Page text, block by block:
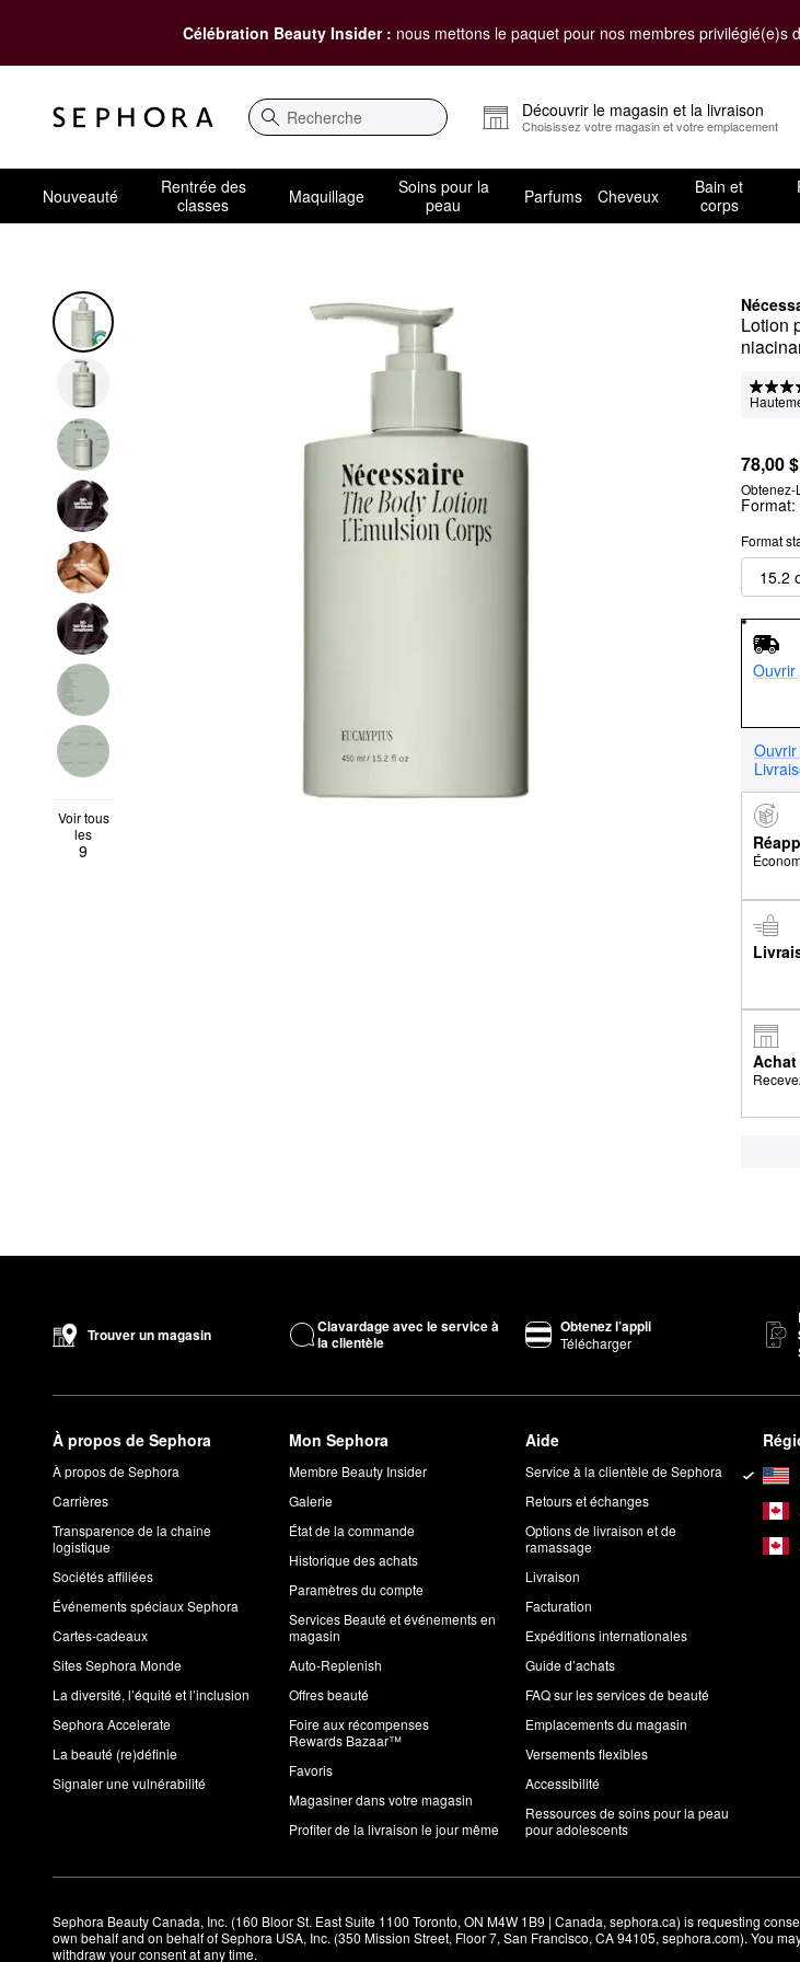
Célébration Beauty Insider : nous mettons le paquet pour nos membres privilégié(e)s
Recherche
Découvrir le magasin et la livraison
Choisissez votre magasin et votre emplacement
Nouveauté
Rentrée des
classes
Maquillage
Soins pour la
peau
Parfums Cheveux
Bain et
corps
Lotion
Voir tous
les
9
78,00 $
Obtenez-
Format:
Format
15.2
Ouvrir
Trouver un magasin
Clavardage avec le service à
la clientèle
Obtenez l’appli
Télécharger
À propos de Sephora
À propos de Sephora
Carrières
Transparence de la chaîne
logistique
Sociétés affiliées
Événements spéciaux Sephora
Cartes-cadeaux
Sites Sephora Monde
La diversité, l’équité et l’inclusion
Sephora Accelerate
La beauté (re)définie
Signaler une vulnérabilité
Mon Sephora
Membre Beauty Insider
Galerie
État de la commande
Historique des achats
Paramètres du compte
Services Beauté et événements en
magasin
Auto-Replenish
Offres beauté
Foire aux récompenses
Rewards Bazaar™
Favoris
Magasiner dans votre magasin
Profiter de la livraison le jour même
Aide
Service à la clientèle de Sephora
Retours et échanges
Options de livraison et de
ramassage
Livraison
Facturation
Expéditions internationales
Guide d’achats
FAQ sur les services de beauté
Emplacements du magasin
Versements flexibles
Accessibilité
Ressources de soins pour la peau
pour adolescents
Sephora Beauty Canada, Inc. (160 Bloor St. East Suite 1100 Toronto, ON M4W 1B9 | Canada, sephora.ca) is requesting
own behalf and on behalf of Sephora USA, Inc. (350 Mission Street, Floor 7, San Francisco, CA 94105, sephora.com). You
withdraw your consent at any time.